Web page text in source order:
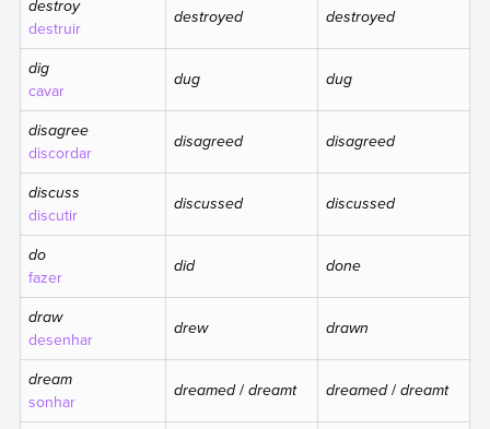
destroy
destruir destroyed destroyed
dig
cavar dug dug
disagree
discordar disagreed disagreed
discuss
discutir discussed discussed
do
fazer did done
draw
desenhar drew drawn
dream
sonhar dreamed/ dreamt dreamed/ dreamt